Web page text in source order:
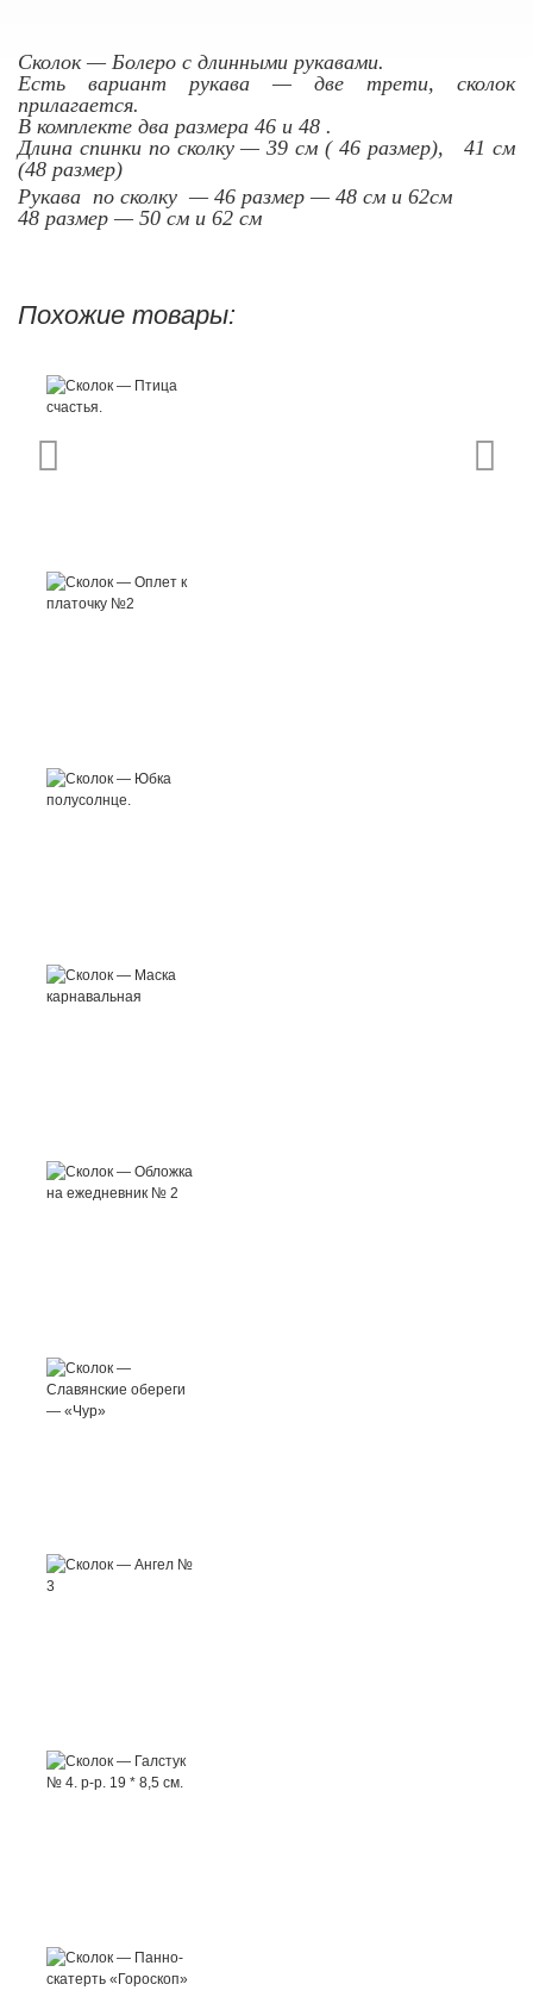
Сколок — Болеро с длинными рукавами.
Есть вариант рукава — две трети, сколок
прилагается.
В комплекте два размера 46 и 48 .
Длина спинки по сколку — 39 см ( 46 размер), 41 см
(48 размер)
Рукава по сколку — 46 размер — 48 см и 62см
48 размер — 50 см и 62 см
Похожие товары: